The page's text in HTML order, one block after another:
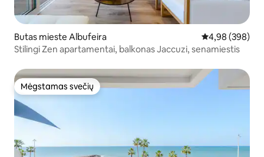
Butas mieste Albufeira Vidutinis
4,98 (398)
Stilingi Zen apartamentai, balkonas Jaccuzi, senamiestis
Mėgstamas svečių
Mėgstamas svečių